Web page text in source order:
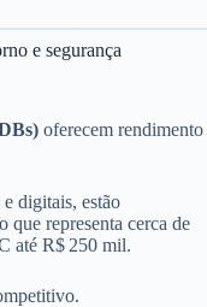
e segurança
oferecem rendimento
digitais, estão
que representa cerca de
até R$ 250 mil.